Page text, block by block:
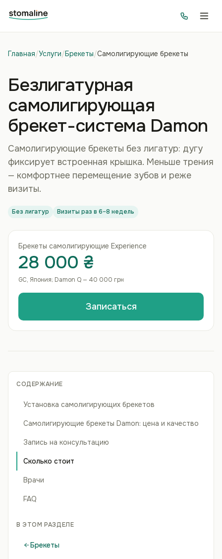
Главная/Услуги/Брекеты/Самолигирующие брекеты
Безлигатурная
самолигирующая
брекет-система Damon
Самолигирующие брекеты без лигатур: дугу
фиксирует встроенная крышка. Меньше трения
— комфортнее перемещение зубов и реже
визиты.
Без лигатур Визиты раз в 6–8 недель
Брекеты самолигирующие Experience
28 000 ₴
GC, Япония; Damon Q — 40 000 грн
Записаться
СОДЕРЖАНИЕ
Установка самолигирующих брекетов
Самолигирующие брекеты Damon: цена и качество
Запись на консультацию
Сколько стоит
Врачи
FAQ
В ЭТОМ РАЗДЕЛЕ
Брекеты